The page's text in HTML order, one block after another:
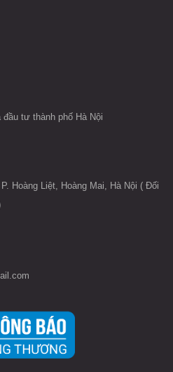
tư thành phố Hà Nội
Hoàng Liệt, Hoàng Mai, Hà Nội ( Đối